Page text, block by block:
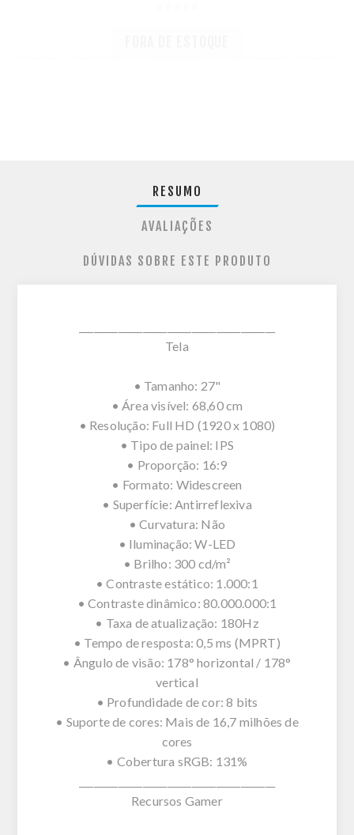
RESUMO
AVALIAÇÕES
DÚVIDAS SOBRE ESTE PRODUTO
Tela
• Tamanho: 27"
• Área visível: 68,60 cm
• Resolução: Full HD (1920 x 1080)
• Tipo de painel: IPS
• Proporção: 16:9
• Formato: Widescreen
• Superfície: Antirreflexiva
• Curvatura: Não
• Iluminação: W-LED
• Brilho: 300 cd/m²
• Contraste estático: 1.000:1
• Contraste dinâmico: 80.000.000:1
• Taxa de atualização: 180Hz
• Tempo de resposta: 0,5 ms (MPRT)
• Ângulo de visão: 178° horizontal / 178°
vertical
• Profundidade de cor: 8 bits
• Suporte de cores: Mais de 16,7 milhões de
cores
• Cobertura sRGB: 131%
Recursos Gamer